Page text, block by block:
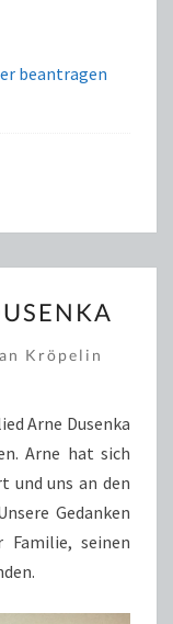
beantragen
Kröpelin
Arne Dusenka
Arne hat sich
und uns an den
Gedanken
seinen